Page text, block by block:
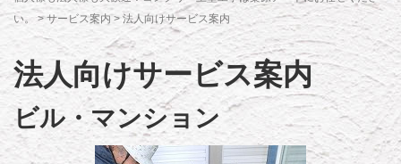
い。 >サービス案内> 法人向けサービス案内
法人向けサービス案内
ビル・マンション